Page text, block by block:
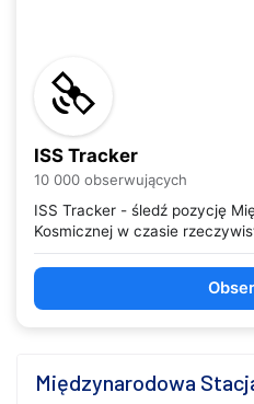
ISS Tracker
10 000 obserwujących
ISS Tracker - śledź pozycję
Kosmicznej w czasie
Międzynarodowa